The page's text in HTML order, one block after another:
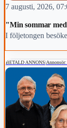
7 augusti, 2026,
"Min sommar
I följetongen
BETALD ANNONS|